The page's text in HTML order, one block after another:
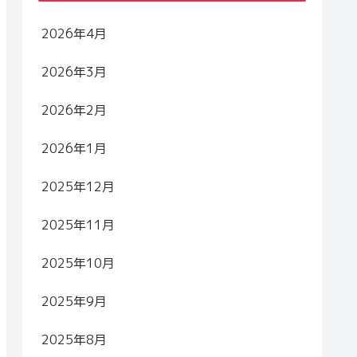
2026年4月
2026年3月
2026年2月
2026年1月
2025年12月
2025年11月
2025年10月
2025年9月
2025年8月